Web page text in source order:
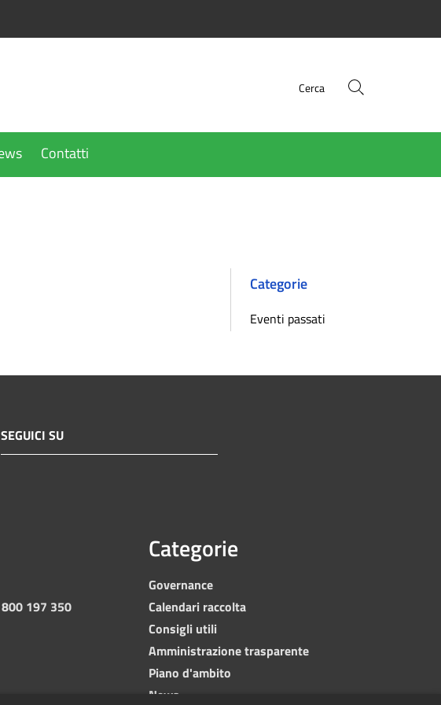
Cerca
Contatti
Categorie
Eventi passati
SEGUICI SU
800 197 350
Categorie
Governance
Calendari raccolta
Consigli utili
Amministrazione trasparente
Piano d'ambito
News